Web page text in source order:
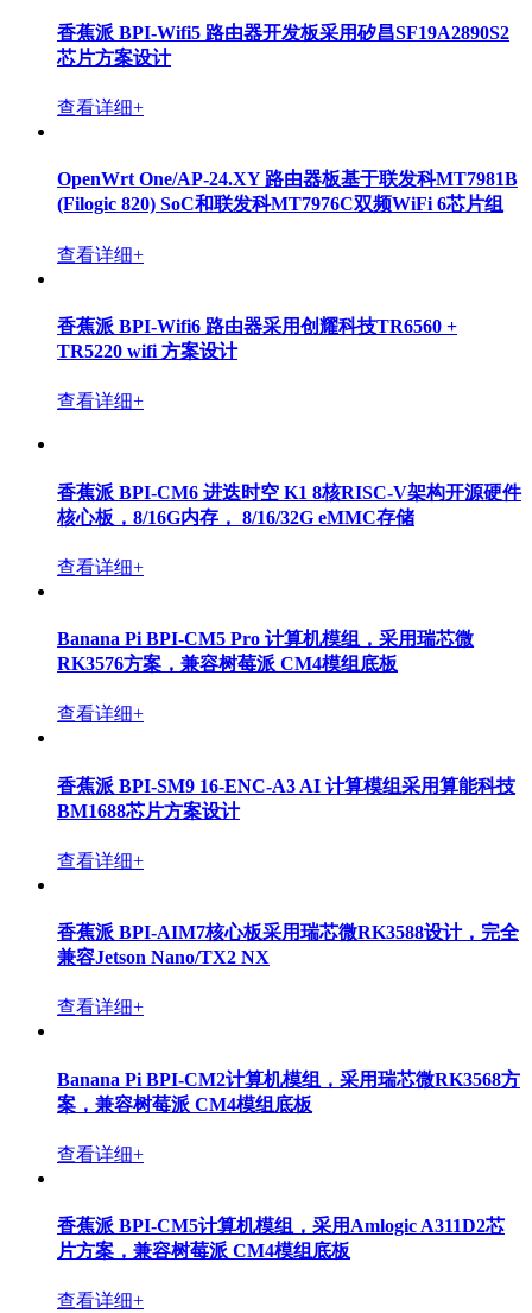
香蕉派 BPI-Wifi5 路由器开发板采用矽昌SF19A2890S2
芯片方案设计
查看详细+
OpenWrt One/AP-24.XY 路由器板基于联发科MT7981B
(Filogic 820) SoC和联发科MT7976C双频WiFi 6芯片组
查看详细+
香蕉派 BPI-Wifi6 路由器采用创耀科技TR6560 +
TR5220 wifi 方案设计
查看详细+
香蕉派 BPI-CM6 进迭时空 K1 8核RISC-V架构开源硬件
核心板，8/16G内存， 8/16/32G eMMC存储
查看详细+
Banana Pi BPI-CM5 Pro 计算机模组，采用瑞芯微
RK3576方案，兼容树莓派 CM4模组底板
查看详细+
香蕉派 BPI-SM9 16-ENC-A3 AI 计算模组采用算能科技
BM1688芯片方案设计
查看详细+
香蕉派 BPI-AIM7核心板采用瑞芯微RK3588设计，完全
兼容Jetson Nano/TX2 NX
查看详细+
Banana Pi BPI-CM2计算机模组，采用瑞芯微RK3568方
案，兼容树莓派 CM4模组底板
查看详细+
香蕉派 BPI-CM5计算机模组，采用Amlogic A311D2芯
片方案，兼容树莓派 CM4模组底板
查看详细+